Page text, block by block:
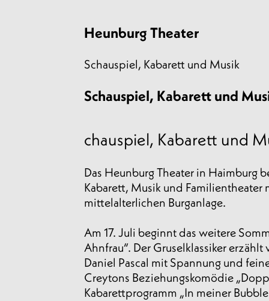
Heunburg Theater
Schauspiel, Kabarett und Musik
Schauspiel, Kabarett und
chauspiel, Kabarett und
Das Heunburg Theater in Haimburg
Kabarett, Musik und
mittelalterlichen Burganlage.
Am 17. Juli beginnt das weitere
Ahnfrau“. Der Gruselklassiker
Daniel Pascal mit Spannung und
Creytons Beziehungskomödie
Kabarettprogramm „In meiner